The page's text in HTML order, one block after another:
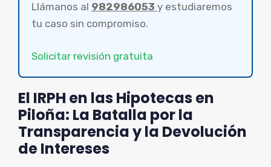
Llámanos al 982986053 y estudiaremos
tu caso sin compromiso.
Solicitar revisión gratuita
El IRPH en las Hipotecas en
Piloña: La Batalla por la
Transparencia y la Devolución
de Intereses